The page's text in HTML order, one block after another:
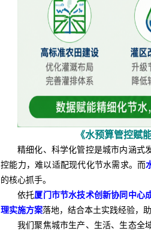
《水预算管控赋
精细化、科学化管控是城市内涵式
控能力，难以适配现代化节水需求。而
的核心抓手。
依托厦门市节水技术创新协同中心
理实施方案落地，结合本土实践经验，
我们聚焦城市生产、生活、生态全